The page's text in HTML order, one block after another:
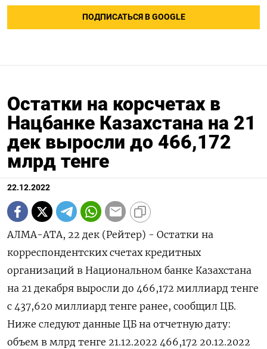
ПОДПИСАТЬСЯ В GOOGLE
Остатки на корсчетах в
Нацбанке Казахстана на 21
дек выросли до 466,172
млрд тенге
22.12.2022
АЛМА-АТА, 22 дек (Рейтер) - Остатки на
корреспондентских счетах кредитных
организаций в Национальном банке Казахстана
на 21 декабря выросли до 466,172 миллиард тенге
с 437,620 миллиард тенге ранее, сообщил ЦБ.
Ниже следуют данные ЦБ на отчетную дату:
объем в млрд тенге 21.12.2022 466,172 20.12.2022